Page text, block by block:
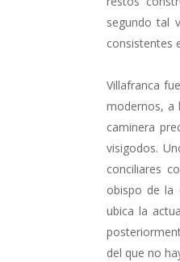
segundo tal
consistentes
Villafranca
modernos, a
caminera
visigodos.
conciliares
obispo de la
ubica la
del que no